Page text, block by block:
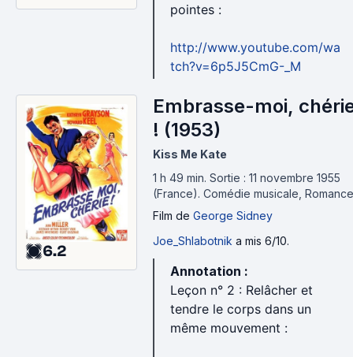
pointes :
http://www.youtube.com/wa
tch?v=6p5J5CmG-_M
6.2
Embrasse-moi,
! (1953)
Kiss Me Kate
1 h 49 min. Sortie : 11 novembre 1955
(France). Comédie musicale, Romance
Film de George Sidney
Joe_Shlabotnik a mis 6/10.
Annotation :
Leçon n° 2 : Relâcher et
tendre le corps dans un
même mouvement :